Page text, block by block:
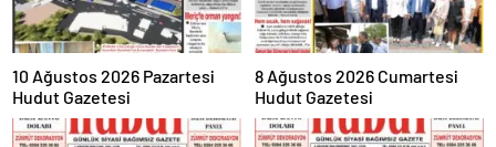
10 Ağustos 2026 Pazartesi
Hudut Gazetesi
8 Ağustos 2026 Cumartesi
Hudut Gazetesi